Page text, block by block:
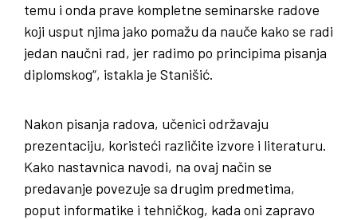
temu i onda prave kompletne seminarske radove
koji usput njima jako pomažu da nauče kako se radi
jedan naučni rad, jer radimo po principima pisanja
diplomskog“, istakla je Stanišić.
Nakon pisanja radova, učenici održavaju
prezentaciju, koristeći različite izvore i literaturu.
Kako nastavnica navodi, na ovaj način se
predavanje povezuje sa drugim predmetima,
poput informatike i tehničkog, kada oni zapravo